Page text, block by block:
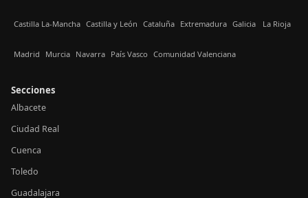
Castilla La-Mancha Castilla y León Cataluña Extremadura Galicia La Rioja
Madrid Murcia Navarra País Vasco Comunidad Valenciana
Secciones
Albacete
Ciudad Real
Cuenca
Toledo
Guadalajara